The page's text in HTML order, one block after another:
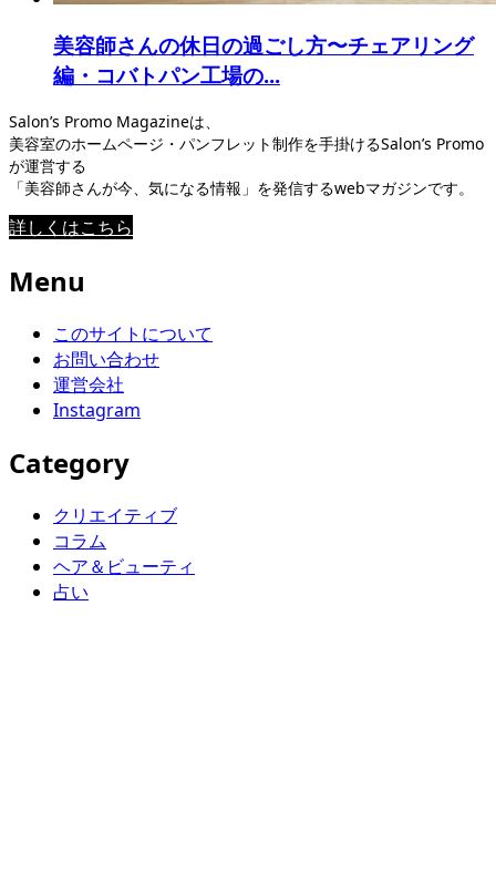
美容師さんの休日の過ごし方〜チェアリング
編・コバトパン工場の...
Salon’s Promo Magazineは、
美容室のホームページ・パンフレット制作を手掛けるSalon’s Promo
が運営する
「美容師さんが今、気になる情報」を発信するwebマガジンです。
詳しくはこちら
Menu
このサイトについて
お問い合わせ
運営会社
Instagram
Category
クリエイティブ
コラム
ヘア＆ビューティ
占い